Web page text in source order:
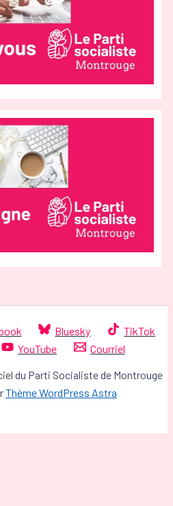
Bluesky
TikTok
YouTube Courriel
du Parti Socialiste de Montrouge
Thème WordPress Astra